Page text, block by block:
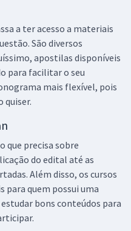
a ter acesso a materiais
São diversos
apostilas disponíveis
para facilitar o seu
mais flexível, pois
quiser.
que precisa sobre
do edital até as
Além disso, os cursos
para quem possui uma
bons conteúdos para